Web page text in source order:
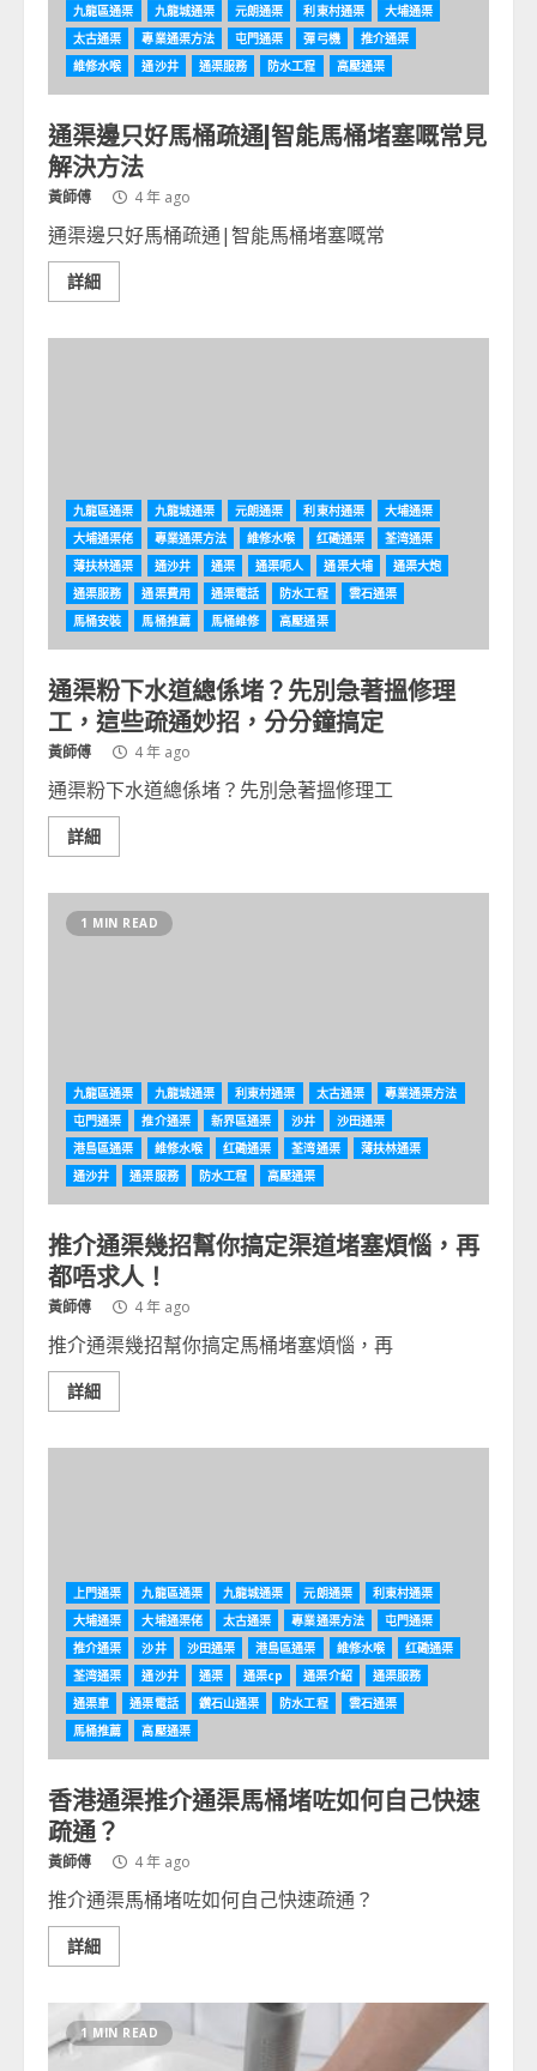
九龍區通渠 九龍城通渠 元朗通渠 利東村通渠
大埔通渠
太古通渠
專業通渠方法 屯門通渠 彈弓機
推介通渠
維修水喉
通沙井 通渠服務 防水工程 高壓通渠
通渠邊只好馬桶疏通|智能馬桶堵塞嘅常見
解決方法
黃師傅 4 年 ago
通渠邊只好馬桶疏通|智能馬桶堵塞嘅常
詳細
九龍區通渠 九龍城通渠 元朗通渠 利東村通渠
大埔通渠
大埔通渠佬
專業通渠方法 維修水喉 红磡通渠
荃湾通渠
薄扶林通渠
通沙井 通渠 通渠呃人 通渠大埔
通渠大炮
通渠服務
通渠費用 通渠電話 防水工程
雲石通渠
馬桶安裝
馬桶推薦 馬桶維修 高壓通渠
通渠粉下水道總係堵？先別急著搵修理
工，這些疏通妙招，分分鐘搞定
黃師傅 4 年 ago
通渠粉下水道總係堵？先別急著搵修理工
詳細
1 MIN READ
九龍區通渠 九龍城通渠 利東村通渠 太古通渠
專業通渠方法
屯門通渠
推介通渠 新界區通渠 沙井
沙田通渠
港島區通渠
維修水喉 红磡通渠 荃湾通渠
薄扶林通渠
通沙井
通渠服務 防水工程 高壓通渠
推介通渠幾招幫你搞定渠道堵塞煩惱，再
都唔求人！
黃師傅 4 年 ago
推介通渠幾招幫你搞定馬桶堵塞煩惱，再
詳細
上門通渠 九龍區通渠 九龍城通渠 元朗通渠
利東村通渠
大埔通渠
大埔通渠佬 太古通渠 專業通渠方法
屯門通渠
推介通渠
沙井 沙田通渠 港島區通渠 維修水喉
红磡通渠
荃湾通渠
通沙井 通渠 通渠cp 通渠介紹
通渠服務
通渠車
通渠電話 鑽石山通渠 防水工程
雲石通渠
馬桶推薦
高壓通渠
香港通渠推介通渠馬桶堵咗如何自己快速
疏通？
黃師傅 4 年 ago
推介通渠馬桶堵咗如何自己快速疏通？
詳細
1 MIN READ